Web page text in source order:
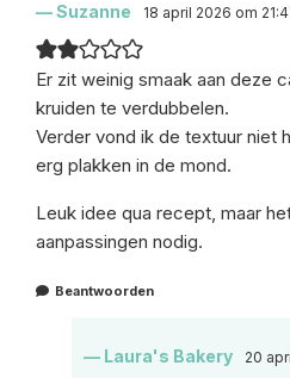
Suzanne 18 april 2026 om
Er zit weinig smaak aan deze
kruiden te verdubbelen.
Verder vond ik de textuur niet
erg plakken in de mond.
Leuk idee qua recept, maar
aanpassingen nodig.
Beantwoorden
Laura's Bakery 20